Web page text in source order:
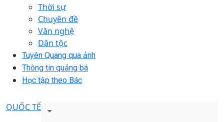
Thời sự
Chuyên đề
Văn nghệ
Dân tộc
Tuyên Quang qua ảnh
Thông tin quảng bá
Học tập theo Bác
QUỐC TẾ